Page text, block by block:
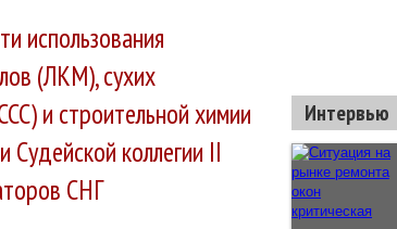
использования
(ЛКМ), сухих
и строительной химии
коллегии II
СНГ
Интервью